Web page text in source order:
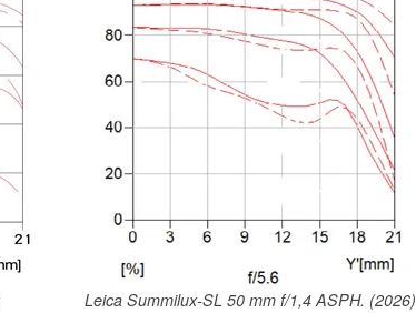
Leica Summilux-SL 50 mm f/1,4 ASPH. (2026)